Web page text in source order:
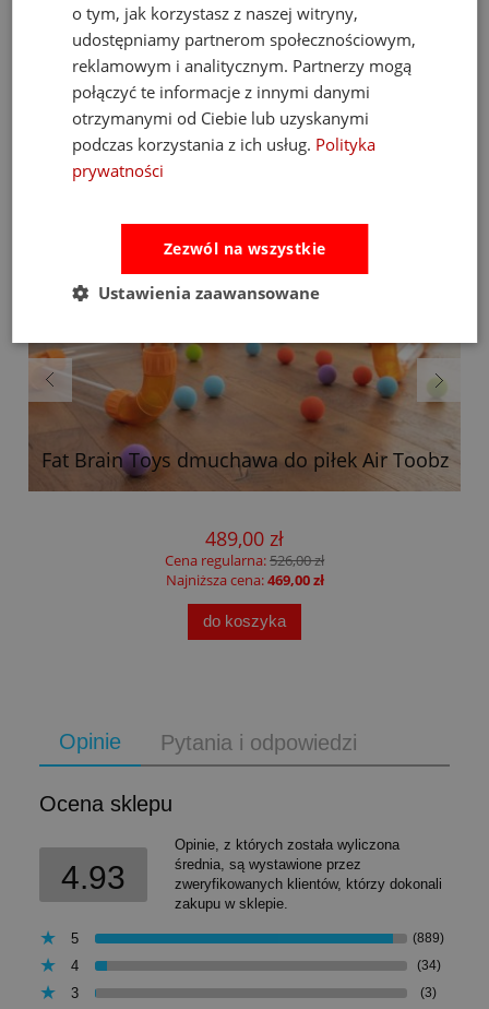
Bestsellery
Fat Brain Toys dmuchawa do piłek Air Toobz
489,00 zł
Cena regularna:526,00 zł
Najniższa cena:469,00 zł
do koszyka
Opinie Pytania i odpowiedzi
Ocena sklepu
4.93
Opinie, z których została wyliczona
średnia, są wystawione przez
zweryfikowanych klientów, którzy dokonali
zakupu w sklepie.
5 (889)
4 (34)
3 (3)
o tym, jak korzystasz z naszej witryny,
udostępniamy partnerom społecznościowym,
reklamowym i analitycznym. Partnerzy mogą
połączyć te informacje z innymi danymi
otrzymanymi od Ciebie lub uzyskanymi
podczas korzystania z ich usług. Polityka
prywatności
Zezwól na wszystkie
Ustawienia zaawansowane